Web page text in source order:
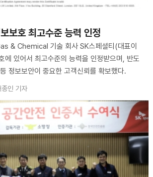
보호 최고수준 능력 인정
& Chemical 기술 회사 SK스페셜티(대표이
에 있어서 최고수준의 능력을 인정받으며, 반도
정보보안이 중요한 고객신뢰를 확보했다.
종인 기자